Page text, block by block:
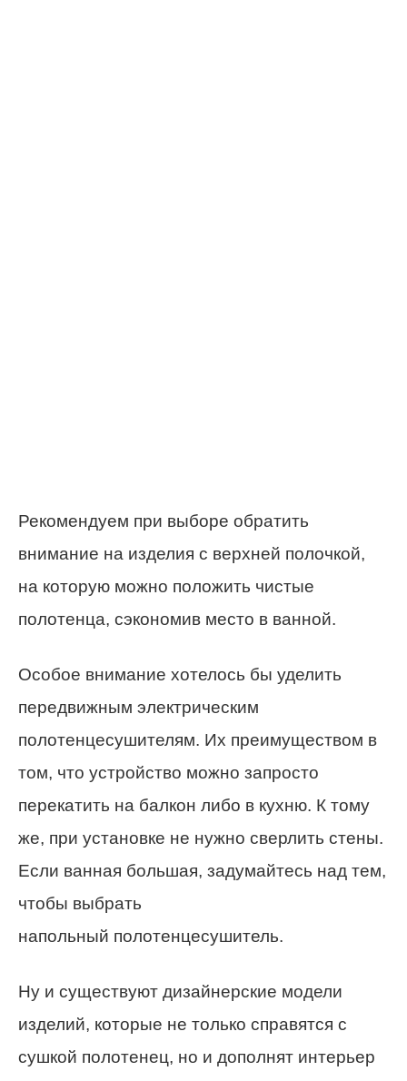
Рекомендуем при выборе обратить
внимание на изделия с верхней полочкой,
на которую можно положить чистые
полотенца, сэкономив место в ванной.
Особое внимание хотелось бы уделить
передвижным электрическим
полотенцесушителям. Их преимуществом в
том, что устройство можно запросто
перекатить на балкон либо в кухню. К тому
же, при установке не нужно сверлить стены.
Если ванная большая, задумайтесь над тем,
чтобы выбрать
напольный полотенцесушитель.
Ну и существуют дизайнерские модели
изделий, которые не только справятся с
сушкой полотенец, но и дополнят интерьер